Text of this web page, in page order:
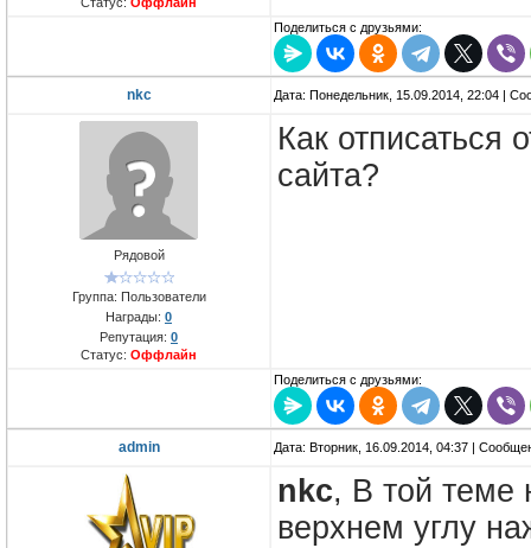
Поделиться с друзьями:
nkc Дата: Понедельник, 15.09.2014, 22:04 |
Рядовой
Группа: Пользователи
Награды: 0
Репутация: 0
Статус: Оффлайн
Как отписаться
сайта?
Поделиться с друзьями:
admin Дата: Вторник, 16.09.2014, 04:37 |
nkc, В той теме
верхнем углу